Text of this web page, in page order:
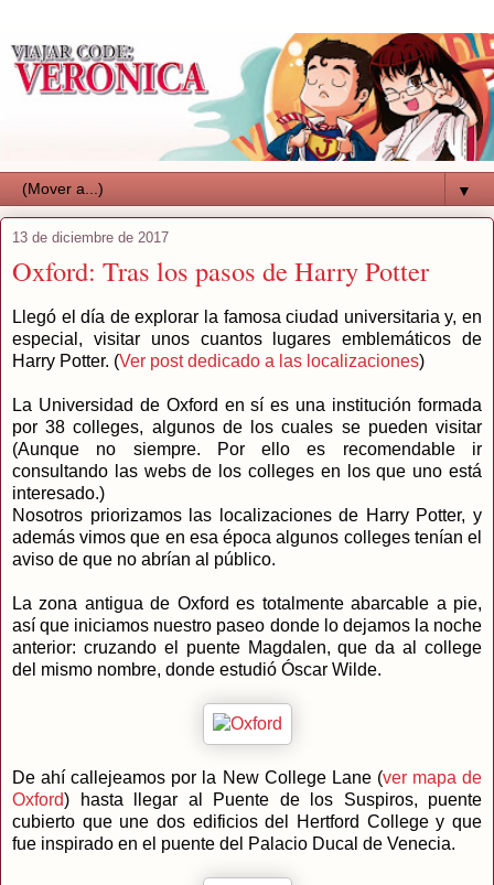
▼
13 de diciembre de 2017
Oxford: Tras los pasos de Harry Potter
Llegó el día de explorar la famosa ciudad universitaria y, en
especial, visitar unos cuantos lugares emblemáticos de
Harry Potter. (Ver post dedicado a las localizaciones)
La Universidad de Oxford en sí es una institución formada
por 38 colleges, algunos de los cuales se pueden visitar
(Aunque no siempre. Por ello es recomendable ir
consultando las webs de los colleges en los que uno está
interesado.)
Nosotros priorizamos las localizaciones de Harry Potter, y
además vimos que en esa época algunos colleges tenían el
aviso de que no abrían al público.
La zona antigua de Oxford es totalmente abarcable a pie,
así que iniciamos nuestro paseo donde lo dejamos la noche
anterior: cruzando el puente Magdalen, que da al college
del mismo nombre, donde estudió Óscar Wilde.
De ahí callejeamos por la New College Lane (ver mapa de
Oxford) hasta llegar al Puente de los Suspiros, puente
cubierto que une dos edificios del Hertford College y que
fue inspirado en el puente del Palacio Ducal de Venecia.